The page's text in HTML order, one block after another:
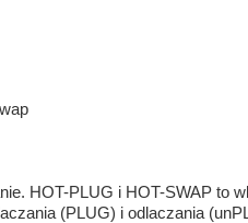
HOT-PLUG i HOT-SWAP to
(PLUG) i odlaczania